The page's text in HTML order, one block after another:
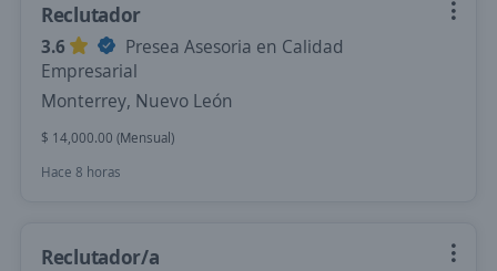
Reclutador
3.6
Presea Asesoria en Calidad
Empresarial
Monterrey, Nuevo León
$ 14,000.00 (Mensual)
Hace 8 horas
Reclutador/a